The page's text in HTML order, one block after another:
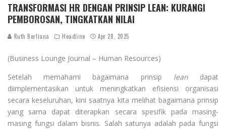
TRANSFORMASI HR DENGAN PRINSIP LEAN: KURANGI
PEMBOROSAN, TINGKATKAN NILAI
Ruth Berliana Headline Apr 28, 2025
(Business Lounge Journal – Human Resources)
Setelah memahami bagaimana prinsip leandapat
diimplementasikan untuk meningkatkan efisiensi organisasi
secara keseluruhan, kini saatnya kita melihat bagaimana prinsip
yang sama dapat diterapkan secara spesifik pada masing-
masing fungsi dalam bisnis. Salah satunya adalah pada fungsi